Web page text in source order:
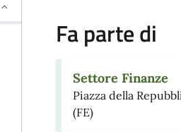
Fa parte di
Settore Finanze
Piazza della
(FE)